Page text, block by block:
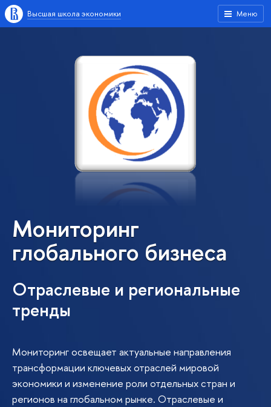
Меню
Высшая школа экономики
Мониторинг
глобального бизнеса
Отраслевые и региональные
тренды
Мониторинг освещает актуальные направления
трансформации ключевых отраслей мировой
экономики и изменение роли отдельных стран и
регионов на глобальном рынке. Отраслевые и